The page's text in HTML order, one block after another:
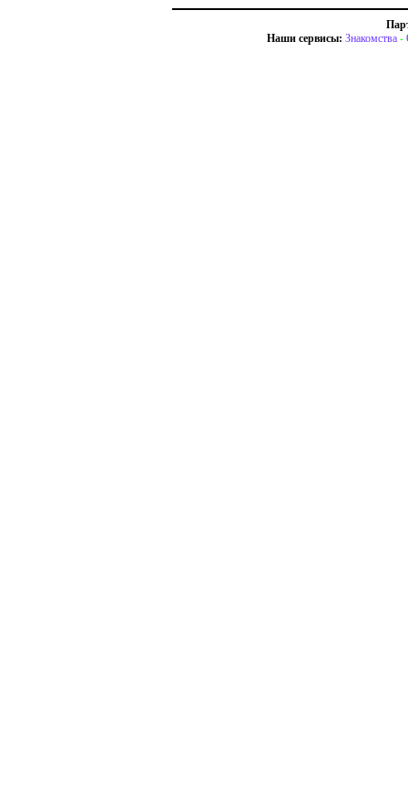
Наши сервисы: Знакомства -